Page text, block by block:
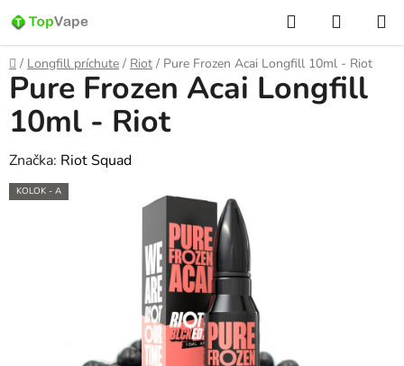
na
obsah
Hľadať
KOŠÍK
Domov
/ Longfill príchute / Riot / Pure Frozen Acai Longfill 10ml - Riot
Pure Frozen Acai Longfill
10ml - Riot
Značka: Riot Squad
KOLOK - A